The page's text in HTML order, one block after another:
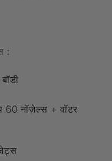
:
60 नॉज़ेल्स + वॉटर